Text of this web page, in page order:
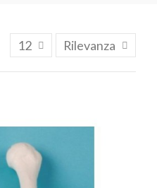
12 Rilevanza